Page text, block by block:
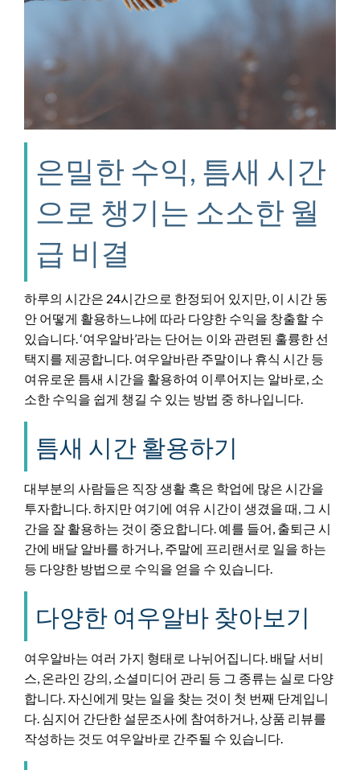
은밀한 수익, 틈새 시간
으로 챙기는 소소한 월
급 비결
하루의 시간은 24시간으로 한정되어 있지만, 이 시간 동
안 어떻게 활용하느냐에 따라 다양한 수익을 창출할 수
있습니다. ‘여우알바’라는 단어는 이와 관련된 훌륭한 선
택지를 제공합니다. 여우알바란 주말이나 휴식 시간 등
여유로운 틈새 시간을 활용하여 이루어지는 알바로, 소
소한 수익을 쉽게 챙길 수 있는 방법 중 하나입니다.
틈새 시간 활용하기
대부분의 사람들은 직장 생활 혹은 학업에 많은 시간을
투자합니다. 하지만 여기에 여유 시간이 생겼을 때, 그 시
간을 잘 활용하는 것이 중요합니다. 예를 들어, 출퇴근 시
간에 배달 알바를 하거나, 주말에 프리랜서로 일을 하는
등 다양한 방법으로 수익을 얻을 수 있습니다.
다양한 여우알바 찾아보기
여우알바는 여러 가지 형태로 나뉘어집니다. 배달 서비
스, 온라인 강의, 소셜미디어 관리 등 그 종류는 실로 다양
합니다. 자신에게 맞는 일을 찾는 것이 첫 번째 단계입니
다. 심지어 간단한 설문조사에 참여하거나, 상품 리뷰를
작성하는 것도 여우알바로 간주될 수 있습니다.